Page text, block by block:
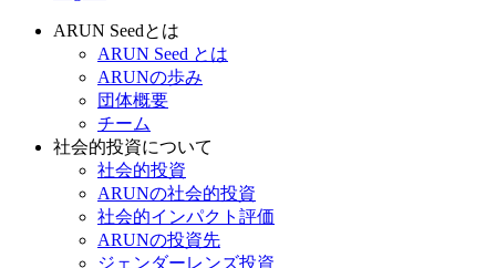
ARUN Seedとは
ARUN Seed とは
ARUNの歩み
団体概要
チーム
社会的投資について
社会的投資
ARUNの社会的投資
社会的インパクト評価
ARUNの投資先
ジェンダーレンズ投資